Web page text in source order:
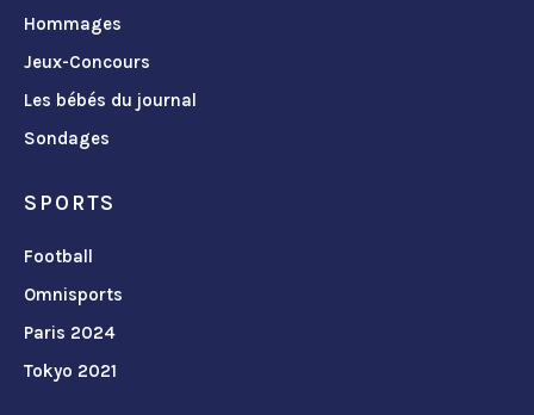
Hommages
Jeux-Concours
Les bébés du journal
Sondages
SPORTS
Football
Omnisports
Paris 2024
Tokyo 2021